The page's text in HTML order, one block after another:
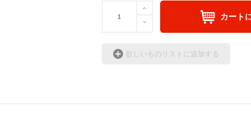
カート
欲しいものリストに追加する